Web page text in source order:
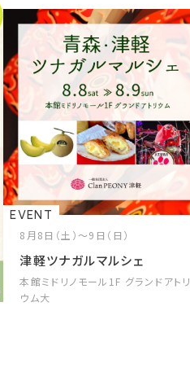
EVENT
8月8日（土）～9日（日）
津軽ツナガルマルシェ
本館ミドリノモール1F グランドアトリ
ウム大